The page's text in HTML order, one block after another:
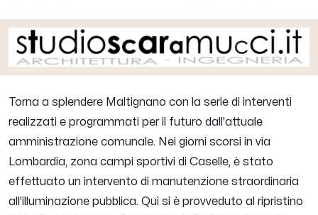
Torna a splendere Maltignano con la serie di interventi
realizzati e programmati per il futuro dall'attuale
amministrazione comunale. Nei giorni scorsi in via
Lombardia, zona campi sportivi di Caselle, è stato
effettuato un intervento di manutenzione straordinaria
all'illuminazione pubblica. Qui si è provveduto al ripristino